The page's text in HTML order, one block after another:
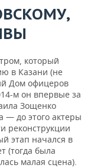
который
в Казани (не
Дом офицеров
м он впервые за
Зощенко
— до этого актеры
реконструкции
этап начался в
(тогда была
малая сцена).